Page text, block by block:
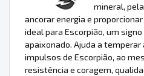
mineral,
ancorar energia e
ideal para Escorpião, um
apaixonado. Ajuda a
impulsos de Escorpião, ao
resistência e coragem,